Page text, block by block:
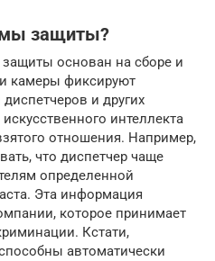
защиты?
основан на сборе и
камеры фиксируют
и других
интеллекта
отношения. Например,
что диспетчер чаще
определенной
Эта информация
которое принимает
Кстати,
автоматически